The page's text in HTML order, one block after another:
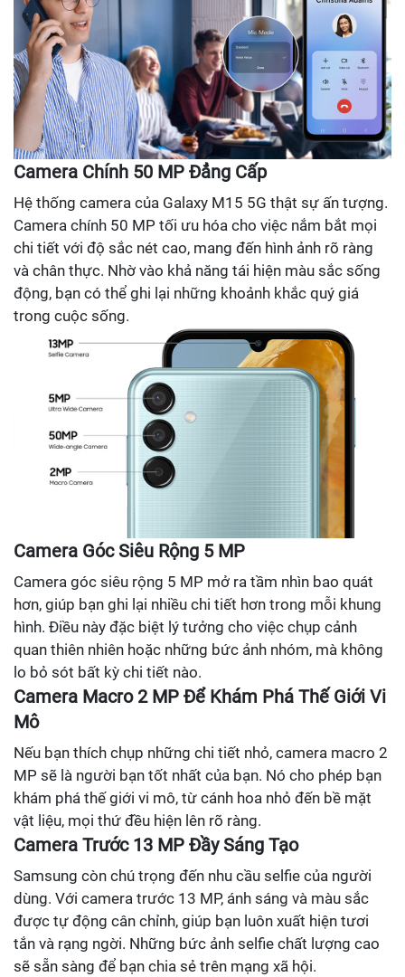
Camera Chính 50 MP Đẳng Cấp
Hệ thống camera của Galaxy M15 5G thật sự ấn tượng.
Camera chính 50 MP tối ưu hóa cho việc nắm bắt mọi
chi tiết với độ sắc nét cao, mang đến hình ảnh rõ ràng
và chân thực. Nhờ vào khả năng tái hiện màu sắc sống
động, bạn có thể ghi lại những khoảnh khắc quý giá
trong cuộc sống.
Camera Góc Siêu Rộng 5 MP
Camera góc siêu rộng 5 MP mở ra tầm nhìn bao quát
hơn, giúp bạn ghi lại nhiều chi tiết hơn trong mỗi khung
hình. Điều này đặc biệt lý tưởng cho việc chụp cảnh
quan thiên nhiên hoặc những bức ảnh nhóm, mà không
lo bỏ sót bất kỳ chi tiết nào.
Camera Macro 2 MP Để Khám Phá Thế Giới Vi
Mô
Nếu bạn thích chụp những chi tiết nhỏ, camera macro 2
MP sẽ là người bạn tốt nhất của bạn. Nó cho phép bạn
khám phá thế giới vi mô, từ cánh hoa nhỏ đến bề mặt
vật liệu, mọi thứ đều hiện lên rõ ràng.
Camera Trước 13 MP Đầy Sáng Tạo
Samsung còn chú trọng đến nhu cầu selfie của người
dùng. Với camera trước 13 MP, ánh sáng và màu sắc
được tự động cân chỉnh, giúp bạn luôn xuất hiện tươi
tắn và rạng ngời. Những bức ảnh selfie chất lượng cao
sẽ sẵn sàng để bạn chia sẻ trên mạng xã hội.